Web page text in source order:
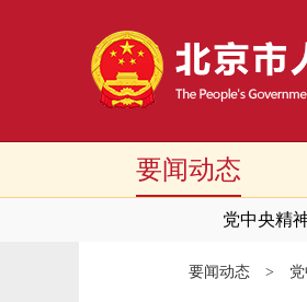
要闻动态
党中央精
要闻动态 >